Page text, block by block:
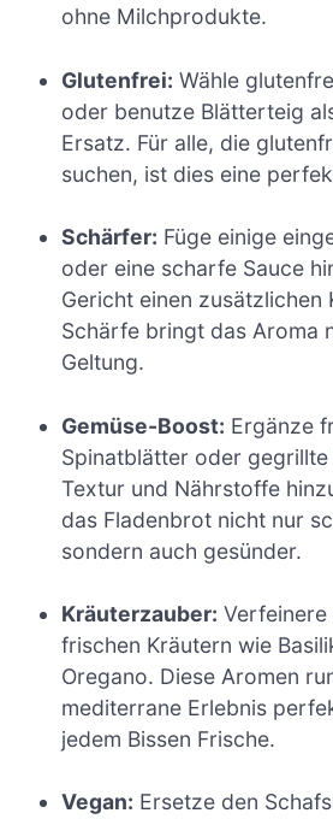
ohne Milchprodukte.
Glutenfrei: Wähle
oder benutze Blätterteig
Ersatz. Für alle, die
suchen, ist dies eine
Schärfer: Füge einige
oder eine scharfe Sauce
Gericht einen zusätzlichen
Schärfe bringt das Aroma
Geltung.
Gemüse-Boost: Ergänze
Spinatblätter oder gegrillte
Textur und Nährstoffe
das Fladenbrot nicht nur
sondern auch gesünder.
Kräuterzauber:
frischen Kräutern wie
Oregano. Diese Aromen
mediterrane Erlebnis
jedem Bissen Frische.
Vegan: Ersetze den